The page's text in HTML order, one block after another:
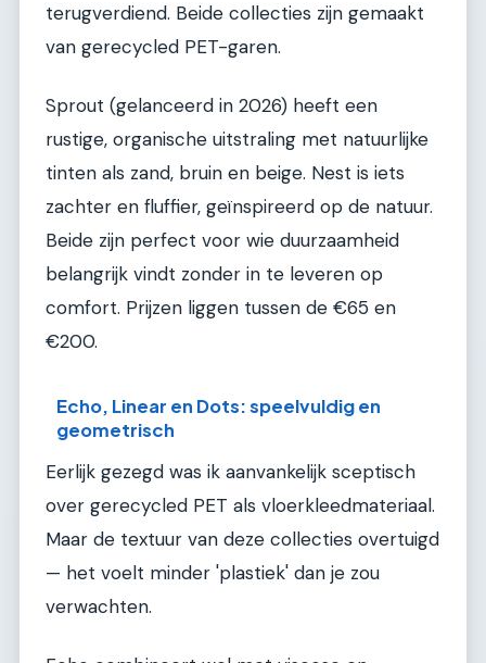
terugverdiend. Beide collecties zijn gemaakt
van gerecycled PET-garen.
Sprout (gelanceerd in 2026) heeft een
rustige, organische uitstraling met natuurlijke
tinten als zand, bruin en beige. Nest is iets
zachter en fluffier, geïnspireerd op de natuur.
Beide zijn perfect voor wie duurzaamheid
belangrijk vindt zonder in te leveren op
comfort. Prijzen liggen tussen de €65 en
€200.
Echo, Linear en Dots: speelvuldig en
geometrisch
Eerlijk gezegd was ik aanvankelijk sceptisch
over gerecycled PET als vloerkleedmateriaal.
Maar de textuur van deze collecties overtuigd
— het voelt minder 'plastiek' dan je zou
verwachten.